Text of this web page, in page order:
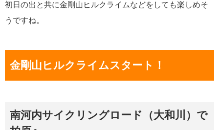
初日の出と共に金剛山ヒルクライムなどをしても楽しめそ
うですね。
金剛山ヒルクライムスタート！
南河内サイクリングロード（大和川）で